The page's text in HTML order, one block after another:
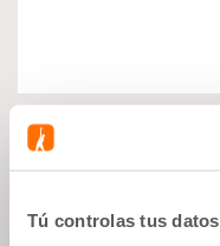
Tú controlas tus datos